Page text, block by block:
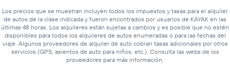
Los precios que se muestran incluyen todos los impuestos y tasas para el alquiler
de autos de la clase indicada y fueron encontrados por usuarios de KAYAK en las
últimas 48 horas. Los alquileres están sujetas a cambios y es posible que no estén
disponibles para todos los alquileres de autos enumeradas o para las fechas del
viaje. Algunos proveedores de alquiler de auto cobran tasas adicionales por otros
servicios (GPS, asientos de auto para niños, etc.). Consulta las webs de los
proveedores para más información.